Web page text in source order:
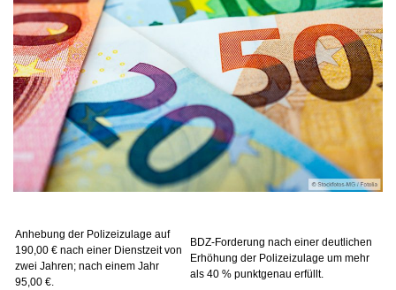
Anhebung der Polizeizulage auf
190,00 € nach einer Dienstzeit von
zwei Jahren; nach einem Jahr
95,00 €.
BDZ-Forderung nach einer deutlichen
Erhöhung der Polizeizulage um mehr
als 40 % punktgenau erfüllt.